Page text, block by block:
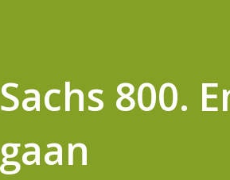
Sachs 800.
gaan